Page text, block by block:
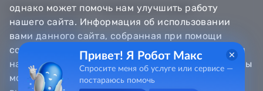
Информационно - справочная служба
8 800 100-12-90
8 3452 56-63-30
однако может помочь нам улучшить работу
нашего сайта. Информация об использовании
вами данного сайта, собранная при помощи
cookie, будет передаваться Яндексу и храниться
на сервере Яндекса в Российской Федерации. Вы
можете отказаться от использования «cookie»,
Привет! Я Робот Макс
Спросите меня об услуге или сервисе —
постараюсь помочь